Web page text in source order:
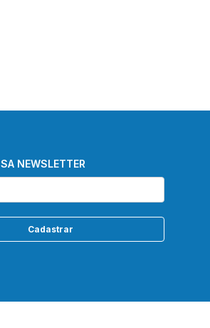
NEWSLETTER
Cadastrar